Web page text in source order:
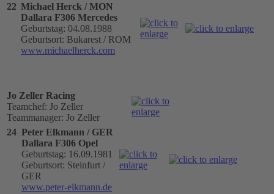
22 Michael Herck / MON
Dallara F306 Mercedes
Geburtstag: 04.08.1988
Geburtsort: Bukarest / ROM
www.michaelherck.com
Jo Zeller Racing
Teamchef: Jo Zeller
Teammanager: Jo Zeller
24 Peter Elkmann / GER
Dallara F306 Opel
Geburtstag: 16.09.1981
Geburtsort: Steinfurt /
GER
www.peter-elkmann.de